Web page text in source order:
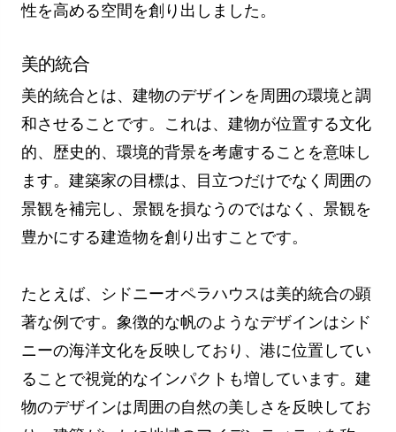
性を高める空間を創り出しました。
美的統合
美的統合とは、建物のデザインを周囲の環境と調
和させることです。これは、建物が位置する文化
的、歴史的、環境的背景を考慮することを意味し
ます。建築家の目標は、目立つだけでなく周囲の
景観を補完し、景観を損なうのではなく、景観を
豊かにする建造物を創り出すことです。
たとえば、シドニーオペラハウスは美的統合の顕
著な例です。象徴的な帆のようなデザインはシド
ニーの海洋文化を反映しており、港に位置してい
ることで視覚的なインパクトも増しています。建
物のデザインは周囲の自然の美しさを反映してお